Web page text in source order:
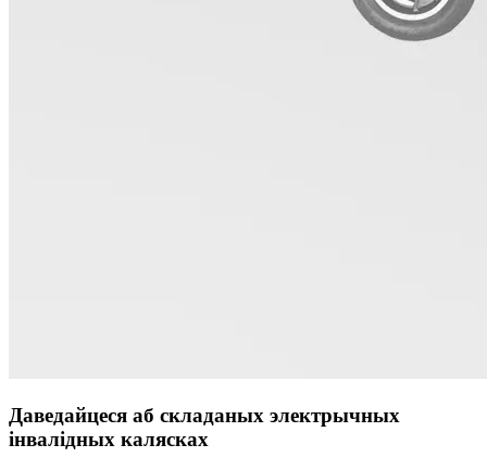
Даведайцеся аб складаных электрычных
інвалідных калясках